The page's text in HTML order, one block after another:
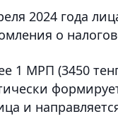
2024 года
о
1 МРП (3450
и